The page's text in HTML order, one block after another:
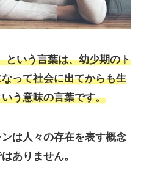
という言葉は、幼少期のト
って社会に出てからも生
う意味の言葉です。
は人々の存在を表す概念
ありません。